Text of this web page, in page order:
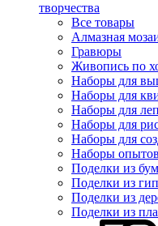
творчества
Все товары
Алмазная
Гравюры
Живопись по
Наборы для
Наборы для
Наборы для
Наборы для
Наборы для
Наборы
Поделки из
Поделки из
Поделки из
Поделки из